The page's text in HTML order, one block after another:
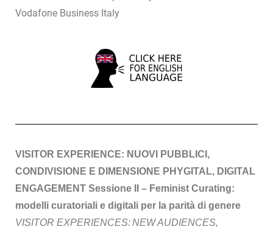
Vodafone Business Italy
VISITOR EXPERIENCE: NUOVI PUBBLICI,
CONDIVISIONE E DIMENSIONE PHYGITAL, DIGITAL
ENGAGEMENT Sessione II – Feminist Curating:
modelli curatoriali e digitali per la parità di genere
VISITOR EXPERIENCES: NEW AUDIENCES,